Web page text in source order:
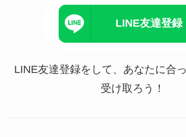
LINE友達登録
LINE友達登録をして、あなたに合
受け取ろう！